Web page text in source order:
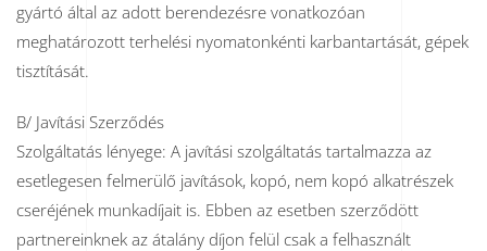
gyártó által az adott berendezésre vonatkozóan
meghatározott terhelési nyomatonkénti karbantartását, gépek
tisztítását.
B/ Javítási Szerződés
Szolgáltatás lényege: A javítási szolgáltatás tartalmazza az
esetlegesen felmerülő javítások, kopó, nem kopó alkatrészek
cseréjének munkadíjait is. Ebben az esetben szerződött
partnereinknek az átalány díjon felül csak a felhasznált